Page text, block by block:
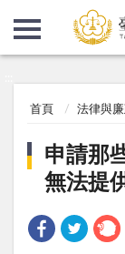
首頁 法律與
申請那
無法提